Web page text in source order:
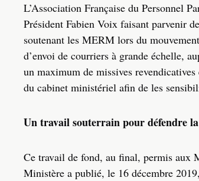
L’Association Française du Personnel
Président Fabien Voix faisant parvenir
soutenant les MERM lors du
d’envoi de courriers à grande échelle,
un maximum de missives
du cabinet ministériel afin de les
Un travail souterrain pour défendre
Ce travail de fond, au final, permis aux
Ministère a publié, le 16 décembre